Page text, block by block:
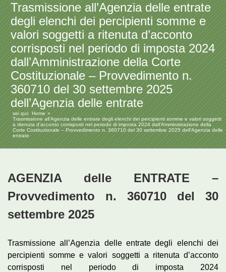
Trasmissione all’Agenzia delle entrate
degli elenchi dei percipienti somme e
valori soggetti a ritenuta d’acconto
corrisposti nel periodo di imposta 2024
dall’Amministrazione della Corte
Costituzionale – Provvedimento n.
360710 del 30 settembre 2025
dell’Agenzia delle entrate
sei qui:
Home
Trasmissione all’Agenzia delle entrate degli elenchi dei percipienti somme e valori soggetti
a ritenuta d’acconto corrisposti nel periodo di imposta 2024 dall’Amministrazione della
Corte Costituzionale – Provvedimento n. 360710 del 30 settembre 2025 dell’Agenzia delle
entrate
AGENZIA delle ENTRATE –
Provvedimento n. 360710 del 30
settembre 2025
Trasmissione all’Agenzia delle entrate degli elenchi dei
percipienti somme e valori soggetti a ritenuta d’acconto
corrisposti nel periodo di imposta 2024